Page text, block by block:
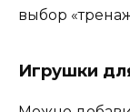
выбор
Игрушки